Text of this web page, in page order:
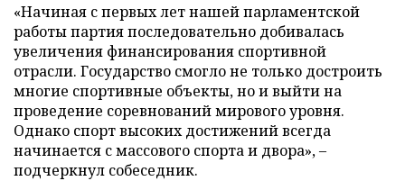
«Начиная с первых лет нашей парламентской
работы партия последовательно добивалась
увеличения финансирования спортивной
отрасли. Государство смогло не только достроить
многие спортивные объекты, но и выйти на
проведение соревнований мирового уровня.
Однако спорт высоких достижений всегда
начинается с массового спорта и двора», –
подчеркнул собеседник.